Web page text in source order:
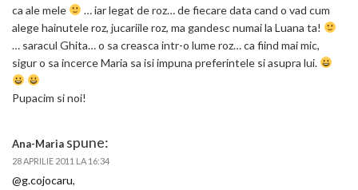
ca ale mele
… iar legat de roz… de fiecare data cand o vad cum
alege hainutele roz, jucariile roz, ma gandesc numai la Luana ta!
… saracul Ghita… o sa creasca intr-o lume roz… ca fiind mai mic,
sigur o sa incerce Maria sa isi impuna preferintele si asupra lui.
Pupacim si noi!
Ana-Maria spune:
28 APRILIE 2011 LA 16:34
@g.cojocaru,